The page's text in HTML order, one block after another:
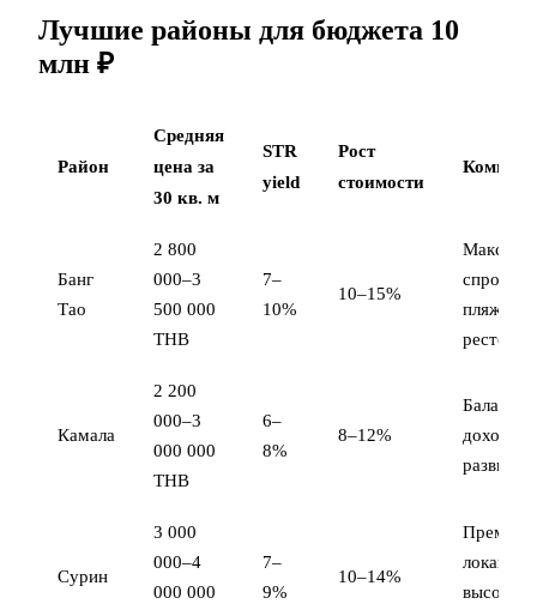
Лучшие районы для бюджета 10
млн ₽
Район
Средняя
цена за
30 кв. м
STR
yield
Рост
стоимости
Банг
Тао
2 800
000–3
500 000
THB
7–
10%
10–15%
спрос на
пляж,
Камала
2 200
000–3
000 000
THB
6–
8%
8–12%
Баланс
Сурин
3 000
000–4
000 000
7–
9%
10–14%
локация,
высокие